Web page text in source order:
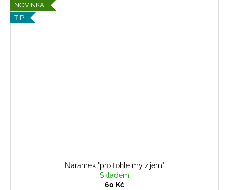
NOVINKA
TIP
Náramek "pro tohle my žijem"
Skladem
60 Kč